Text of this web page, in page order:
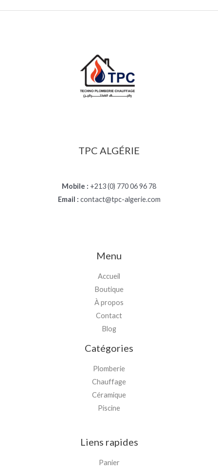
TPC ALGÉRIE
Mobile : +213 (0) 770 06 96 78
Email : contact@tpc-algerie.com
Menu
Accueil
Boutique
À propos
Contact
Blog
Catégories
Plomberie
Chauffage
Céramique
Piscine
Liens rapides
Panier